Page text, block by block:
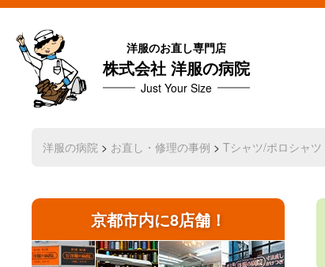
洋服のお直し専門店
株式会社 洋服の病院
Just Your Size
洋服の病院 > お直し・修理の事例 > Tシャツ/ポロシャツ
京都市内に8店舗！